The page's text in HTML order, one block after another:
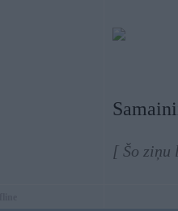
[ Šo ziņu